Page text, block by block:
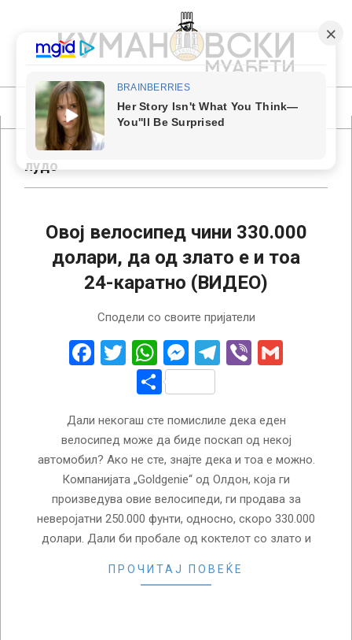
content
КУМАНОВСКИ
МУАБЕТИ
Primary
Navigation
Menuлудо
Овој велосипед чини 330.000
долари, да од злато е и тоа
24-каратно (ВИДЕО)
Сподели со своите пријатели
Facebook
Twitter
WhatsApp
Messenger
Telegram
Viber
Share
Дали некогаш сте помислиле дека еден
велосипед може да биде поскап од некој
автомобил? Ако не сте, знајте дека и тоа е можно.
Компанијата „Goldgenie“ од Олдон, која ги
произведува овие велосипеди, ги продава за
неверојатни 250.000 фунти, односно, скоро 330.000
долари. Дали би пробале од коктелот со злато и
ПРОЧИТАЈ ПОВЕЌЕ